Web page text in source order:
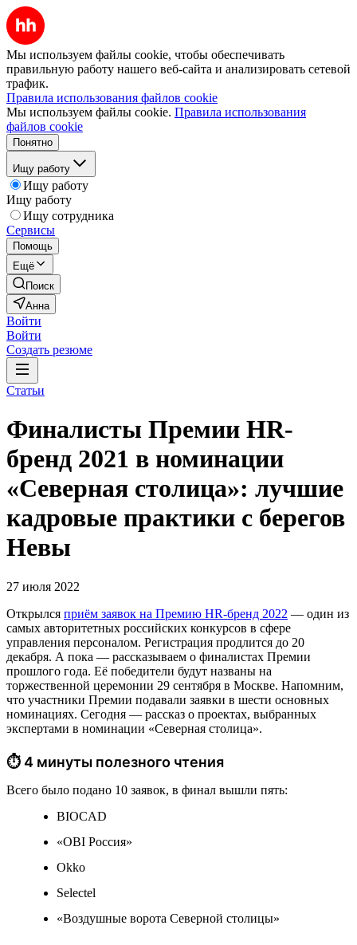
Мы используем файлы cookie, чтобы обеспечивать
правильную работу нашего веб-сайта и анализировать сетевой
трафик.
Правила использования файлов cookie
Мы используем файлы cookie. Правила использования
файлов cookie
Понятно
Ищу работу
Ищу работу
Ищу работу
Ищу сотрудника
Сервисы
Помощь
Ещё
Поиск
Анна
Войти
Войти
Создать резюме
Статьи
Финалисты Премии HR-
бренд 2021 в номинации
«Северная столица»: лучшие
кадровые практики с берегов
Невы
27 июля 2022
Открылся приём заявок на Премию HR-бренд 2022 — один из
самых авторитетных российских конкурсов в сфере
управления персоналом. Регистрация продлится до 20
декабря. А пока — рассказываем о финалистах Премии
прошлого года. Её победители будут названы на
торжественной церемонии 29 сентября в Москве. Напомним,
что участники Премии подавали заявки в шести основных
номинациях. Сегодня — рассказ о проектах, выбранных
экспертами в номинации «Северная столица».
⏱ 4 минуты полезного чтения
Всего было подано 10 заявок, в финал вышли пять:
BIOCAD
«OBI Россия»
Okko
Selectel
«Воздушные ворота Северной столицы»